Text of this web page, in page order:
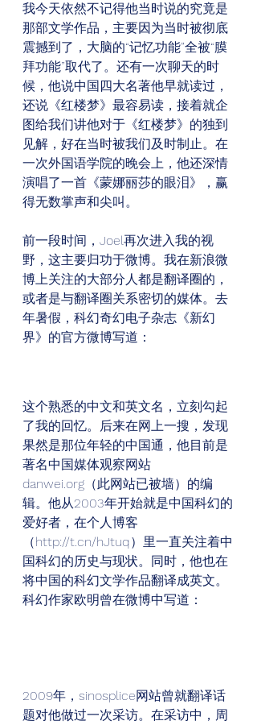
我今天依然不记得他当时说的究竟是
那部文学作品，主要因为当时被彻底
震撼到了，大脑的“记忆功能”全被“膜
拜功能”取代了。还有一次聊天的时
候，他说中国四大名著他早就读过，
还说《红楼梦》最容易读，接着就企
图给我们讲他对于《红楼梦》的独到
见解，好在当时被我们及时制止。在
一次外国语学院的晚会上，他还深情
演唱了一首《蒙娜丽莎的眼泪》，赢
得无数掌声和尖叫。
前一段时间，Joel再次进入我的视
野，这主要归功于微博。我在新浪微
博上关注的大部分人都是翻译圈的，
或者是与翻译圈关系密切的媒体。去
年暑假，科幻奇幻电子杂志《新幻
界》的官方微博写道：
这个熟悉的中文和英文名，立刻勾起
了我的回忆。后来在网上一搜，发现
果然是那位年轻的中国通，他目前是
著名中国媒体观察网站
danwei.org（此网站已被墙）的编
辑。他从2003年开始就是中国科幻的
爱好者，在个人博客
（http://t.cn/hJtuq）里一直关注着中
国科幻的历史与现状。同时，他也在
将中国的科幻文学作品翻译成英文。
科幻作家欧明曾在微博中写道：
2009年，sinosplice网站曾就翻译话
题对他做过一次采访。在采访中，周